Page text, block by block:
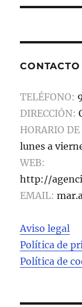
CONTACTO
TELÉFONO:
DIRECCIÓN:
HORARIO
lunes a
WEB:
http://
EMAIL:
Aviso legal
Política de
Política de